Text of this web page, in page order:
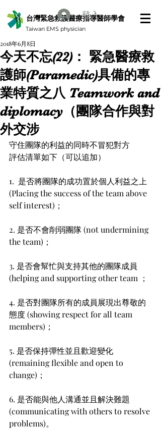
台灣緊急救護醫療指導醫師學會
Taiwan EMS physician
登入
今天不忘(22)： 緊急醫療救
護師(Paramedic)具備的專
業特質之八 Teamwork and
diplomacy（團隊合作與對
外交涉
2018年6月8日
守住團隊的利益的同時不冒犯對方
評估清單如下（可以追加）
1.  是否將團隊的成功置於個人利益之上
(Placing the success of the team above
self interest)；
2. 是否不會削弱團隊 (not undermining
the team)；
3. 是否會幫忙與支持其他的團隊成員
(helping and supporting other team ；
4. 是否對團隊所有的成員展現出尊敬的
態度 (showing respect for all team
members)；
5. 是否保持彈性並且歡迎變化
(remaining flexible and open to
change)；
6. 是否能與他人溝通並且解決難題
(communicating with others to resolve
problems)。